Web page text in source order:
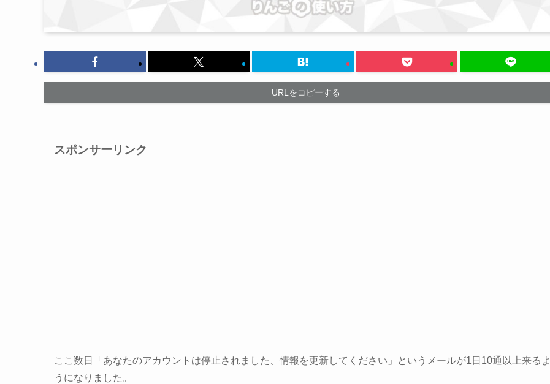
URLをコピーする
スポンサーリンク
ここ数日「あなたのアカウントは停止されました、情報を更新してください」というメールが1日10通以上来るよ
うになりました。